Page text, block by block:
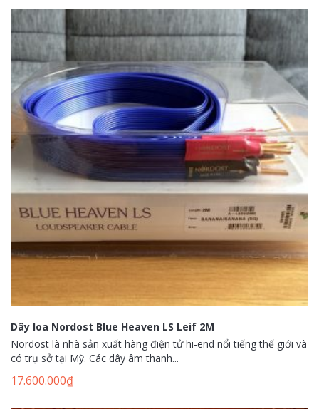
Dây loa Nordost Blue Heaven LS Leif 2M
Nordost là nhà sản xuất hàng điện tử hi-end nổi tiếng thế giới và
có trụ sở tại Mỹ. Các dây âm thanh...
17.600.000₫